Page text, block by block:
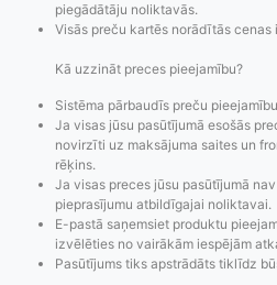
piegādātāju noliktavās.
Visās preču kartēs norādītās cenas
Kā uzzināt preces pieejamību?
Sistēma pārbaudīs preču
Ja visas jūsu pasūtījumā esošās
novirzīti uz maksājuma saites un
rēķins.
Ja visas preces jūsu pasūtījumā
pieprasījumu atbildīgajai noliktavai.
E-pastā saņemsiet produktu
izvēlēties no vairākām iespējām
Pasūtījums tiks apstrādāts tiklīdz